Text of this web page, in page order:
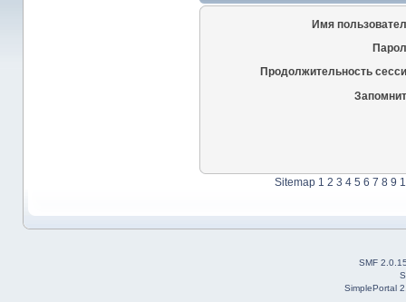
Имя
Продолжительность
Sitemap 1 2 3 4 5 6 7 8 9
SMF
SimplePortal